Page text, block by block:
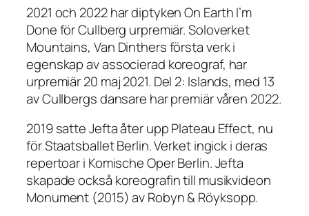
2021 och 2022 har diptyken On Earth I’m
Done för Cullberg urpremiär. Soloverket
Mountains, Van Dinthers första verk i
egenskap av associerad koreograf, har
urpremiär 20 maj 2021. Del 2: Islands, med 13
av Cullbergs dansare har premiär våren 2022.
2019 satte Jefta åter upp Plateau Effect, nu
för Staatsballet Berlin. Verket ingick i deras
repertoar i Komische Oper Berlin. Jefta
skapade också koreografin till musikvideon
Monument (2015) av Robyn & Röyksopp.